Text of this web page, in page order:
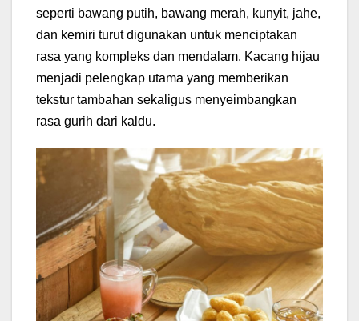
seperti bawang putih, bawang merah, kunyit, jahe,
dan kemiri turut digunakan untuk menciptakan
rasa yang kompleks dan mendalam. Kacang hijau
menjadi pelengkap utama yang memberikan
tekstur tambahan sekaligus menyeimbangkan
rasa gurih dari kaldu.